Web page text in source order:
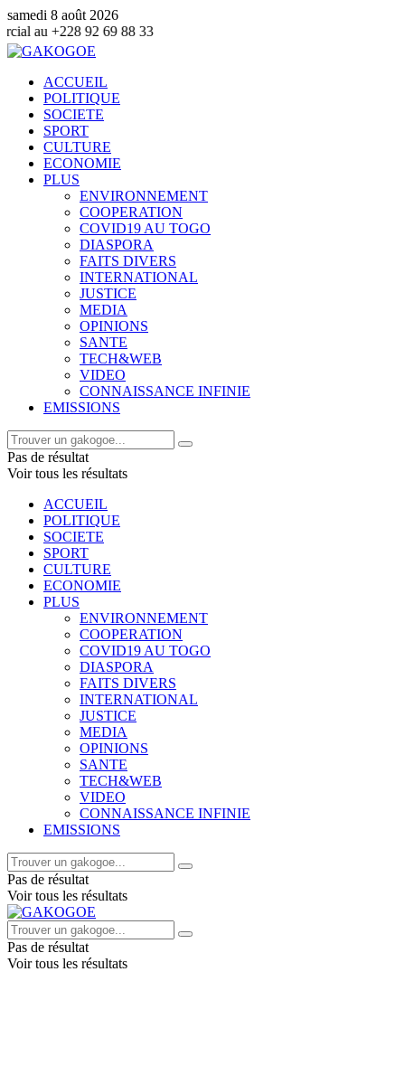
samedi 8 août 2026
92 69 88 33
ACCUEIL
POLITIQUE
SOCIETE
SPORT
CULTURE
ECONOMIE
PLUS
ENVIRONNEMENT
COOPERATION
COVID19 AU TOGO
DIASPORA
FAITS DIVERS
INTERNATIONAL
JUSTICE
MEDIA
OPINIONS
SANTE
TECH&WEB
VIDEO
CONNAISSANCE INFINIE
EMISSIONS
Pas de résultat
Voir tous les résultats
ACCUEIL
POLITIQUE
SOCIETE
SPORT
CULTURE
ECONOMIE
PLUS
ENVIRONNEMENT
COOPERATION
COVID19 AU TOGO
DIASPORA
FAITS DIVERS
INTERNATIONAL
JUSTICE
MEDIA
OPINIONS
SANTE
TECH&WEB
VIDEO
CONNAISSANCE INFINIE
EMISSIONS
Pas de résultat
Voir tous les résultats
Pas de résultat
Voir tous les résultats